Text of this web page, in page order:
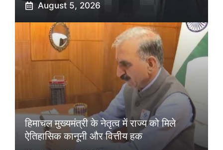
August 5, 2026
हिमाचल मुख्यमंत्री के नेतृत्व में राज्य को मिले
ऐतिहासिक कानूनी और वित्तीय हक